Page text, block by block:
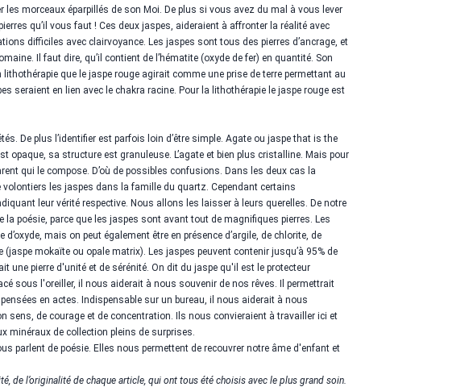
morceaux éparpillés de son Moi. De plus si vous avez du mal à vous lever
qu’il vous faut ! Ces deux jaspes, aideraient à affronter la réalité avec
difficiles avec clairvoyance. Les jaspes sont tous des pierres d’ancrage, et
Il faut dire, qu’il contient de l’hématite (oxyde de fer) en quantité. Son
que le jaspe rouge agirait comme une prise de terre permettant au
seraient en lien avec le chakra racine. Pour la lithothérapie le jaspe rouge est
De plus l’identifier est parfois loin d’être simple. Agate ou jaspe that is the
opaque, sa structure est granuleuse. L’agate et bien plus cristalline. Mais pour
qui le compose. D’où de possibles confusions. Dans les deux cas la
les jaspes dans la famille du quartz. Cependant certains
leur vérité respective. Nous allons les laisser à leurs querelles. De notre
poésie, parce que les jaspes sont avant tout de magnifiques pierres. Les
mais on peut également être en présence d’argile, de chlorite, de
mokaïte ou opale matrix). Les jaspes peuvent contenir jusqu’à 95% de
une pierre d'unité et de sérénité. On dit du jaspe qu'il est le protecteur
sous l'oreiller, il nous aiderait à nous souvenir de nos rêves. Il permettrait
en actes. Indispensable sur un bureau, il nous aiderait à nous
sens, de courage et de concentration. Ils nous convieraient à travailler ici et
minéraux de collection pleins de surprises.
parlent de poésie. Elles nous permettent de recouvrer notre âme d'enfant et
de l’originalité de chaque article, qui ont tous été choisis avec le plus grand soin.